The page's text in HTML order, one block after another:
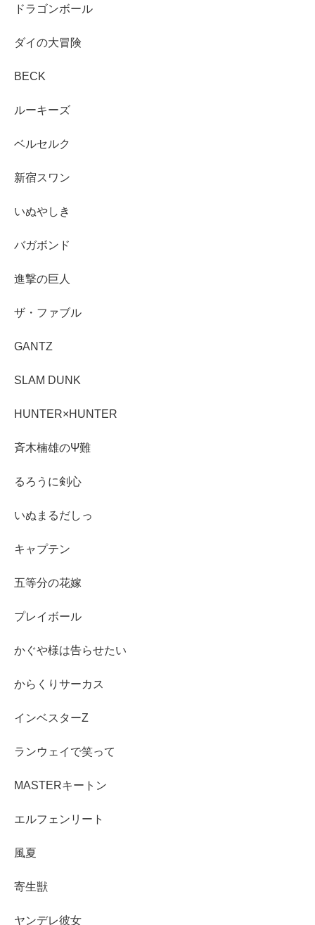
ドラゴンボール
ダイの大冒険
BECK
ルーキーズ
ベルセルク
新宿スワン
いぬやしき
バガボンド
進撃の巨人
ザ・ファブル
GANTZ
SLAM DUNK
HUNTER×HUNTER
斉木楠雄のΨ難
るろうに剣心
いぬまるだしっ
キャプテン
五等分の花嫁
プレイボール
かぐや様は告らせたい
からくりサーカス
インベスターZ
ランウェイで笑って
MASTERキートン
エルフェンリート
風夏
寄生獣
ヤンデレ彼女